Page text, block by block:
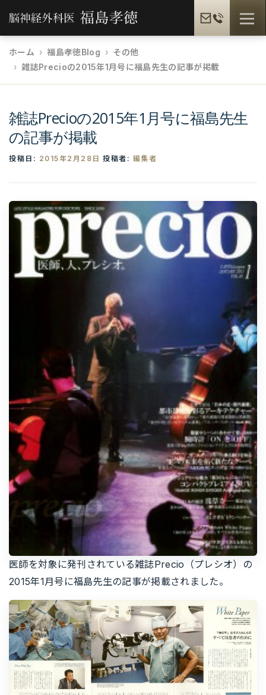
ン
キ
プ
メニュ
福島孝徳とは 福島式手術 脳疾患一覧
患者様の声 メディア情報 福島孝徳BLOG
ギャラリー 提携病院
ホーム 福島孝徳Blog
その他
雑誌Precioの2015年1月号に福島先生の記事が掲載
雑誌Precioの2015年1月号に福島先生
の記事が掲載
投稿日: 2015年2月28日 投稿者: 編集者
医師を対象に発刊されている雑誌Precio（プレシオ）の
2015年1月号に福島先生の記事が掲載されました。